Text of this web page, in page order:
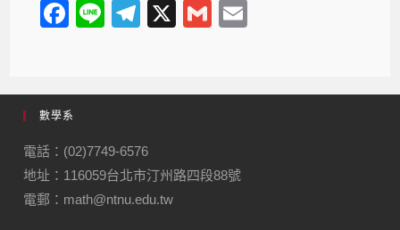
F
e
b
o
o
k
Li
T
gr
m
X
G
數學系
電話：(02)7749-6576
地址：116059台北市汀州路四段88號
電郵：math@ntnu.edu.tw